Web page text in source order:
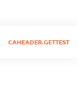
CAHEADER.GETTEST